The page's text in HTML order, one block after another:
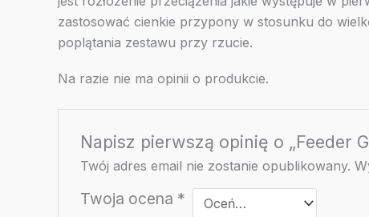
zastosować cienkie przypony w stosunku do
poplątania zestawu przy rzucie.
Na razie nie ma opinii o produkcie.
Napisz pierwszą opinię o „Feeder
Twój adres email nie zostanie opublikowany.
Twoja ocena *